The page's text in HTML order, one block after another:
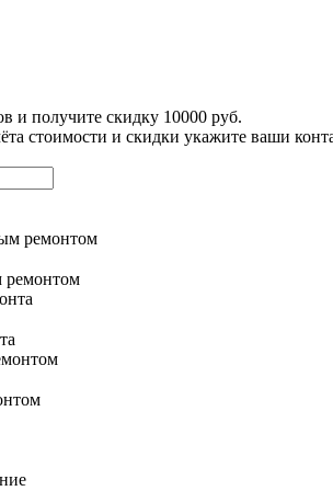
и получите скидку 10000 руб.
стоимости и скидки укажите ваши
ремонтом